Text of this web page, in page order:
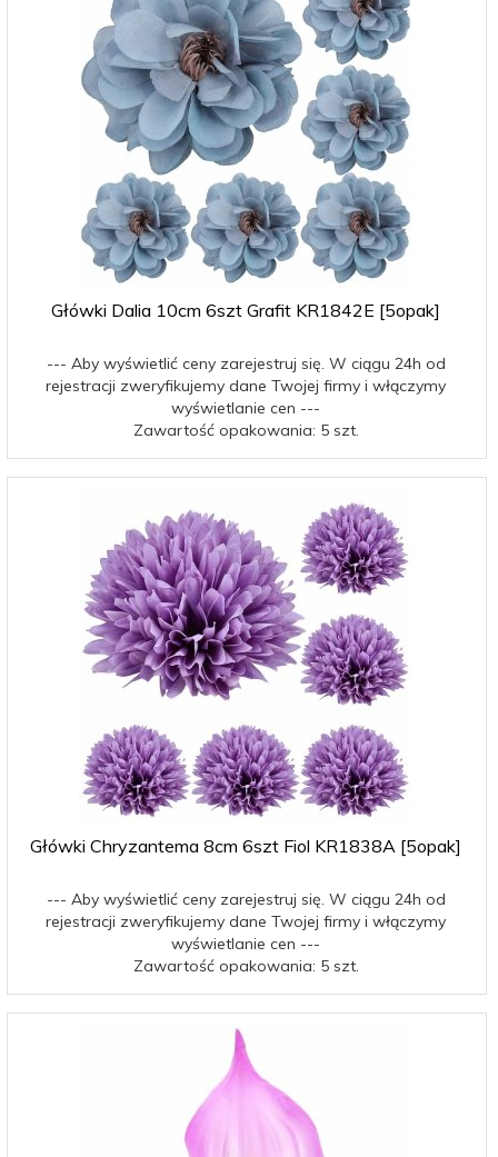
Główki Dalia 10cm 6szt Grafit KR1842E [5opak]
--- Aby wyświetlić ceny zarejestruj się. W ciągu 24h od
rejestracji zweryfikujemy dane Twojej firmy i włączymy
wyświetlanie cen ---
Zawartość opakowania: 5 szt.
Główki Chryzantema 8cm 6szt Fiol KR1838A [5opak]
--- Aby wyświetlić ceny zarejestruj się. W ciągu 24h od
rejestracji zweryfikujemy dane Twojej firmy i włączymy
wyświetlanie cen ---
Zawartość opakowania: 5 szt.